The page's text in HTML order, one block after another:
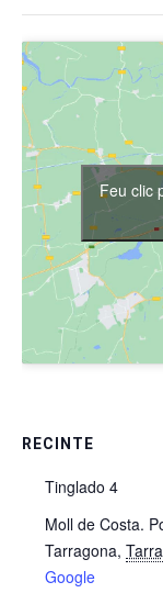
RECINTE
Tinglado 4
Moll de Costa.
Tarragona,
Google
Feu clic